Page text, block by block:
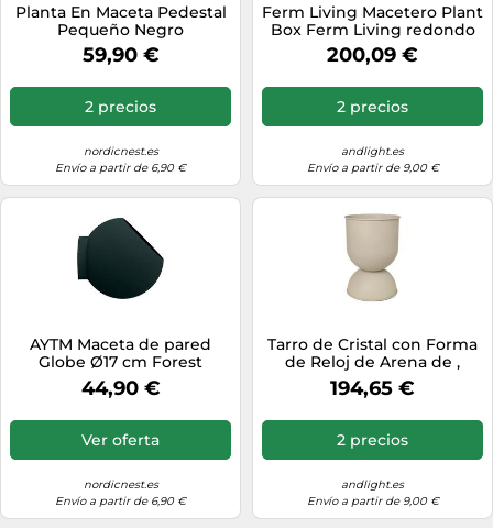
Planta En Maceta Pedestal
Pequeño Negro
59,90 €
2 precios
nordicnest.es
Envío a partir de 6,90 €
Ferm Living Macetero Plant
Box Ferm Living redondo
negro
200,09 €
2 precios
andlight.es
Envío a partir de 9,00 €
AYTM Maceta de pared
Globe Ø17 cm Forest
44,90 €
Ver oferta
nordicnest.es
Envío a partir de 6,90 €
Tarro de Cristal con Forma
de Reloj de Arena de ,
Tamaño Mediano,
Cachemir
194,65 €
2 precios
andlight.es
Envío a partir de 9,00 €